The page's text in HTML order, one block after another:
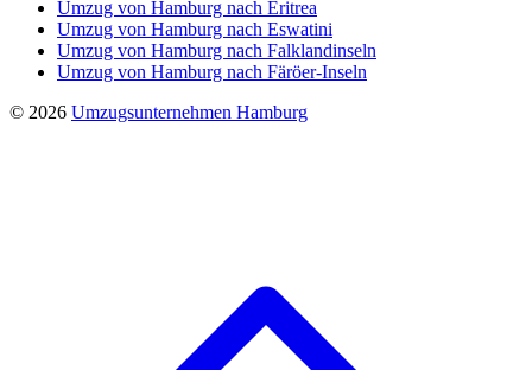
Umzug von Hamburg nach Eritrea
Umzug von Hamburg nach Eswatini
Umzug von Hamburg nach Falklandinseln
Umzug von Hamburg nach Färöer-Inseln
© 2026 Umzugsunternehmen Hamburg